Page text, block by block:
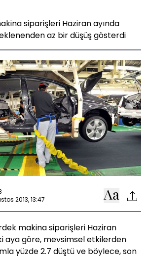
siparişleri Haziran ayında
az bir düşüş gösterdi
2013, 13:47
makina siparişleri Haziran
aya göre, mevsimsel etkilerden
yüzde 2.7 düştü ve böylece, son